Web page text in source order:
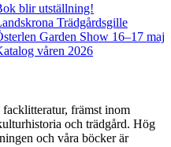
blir utställning!
Trädgårdsgille
Garden Show 16–17 maj
våren 2026
främst inom
och trädgård. Hög
och våra böcker är